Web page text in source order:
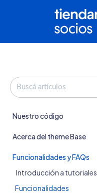
Nuestro código
Acerca del theme Base
Funcionalidades y FAQs
Introducción a tutoriales
Funcionalidades